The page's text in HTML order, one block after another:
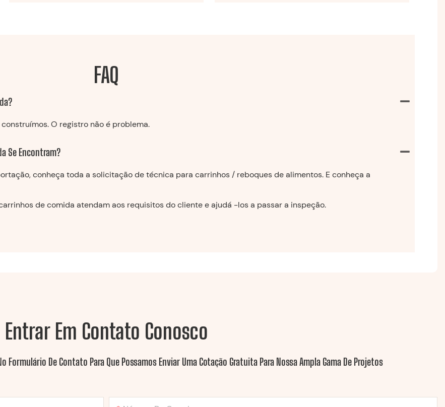
FAQ
O registro não é problema.
Se Encontram?
conheça toda a solicitação de técnica para carrinhos / reboques de alimentos. E conheça a
de comida atendam aos requisitos do cliente e ajudá -los a passar a inspeção.
Entrar Em Contato Conosco
Formulário De Contato Para Que Possamos Enviar Uma Cotação Gratuita Para Nossa Ampla Gama De Projetos